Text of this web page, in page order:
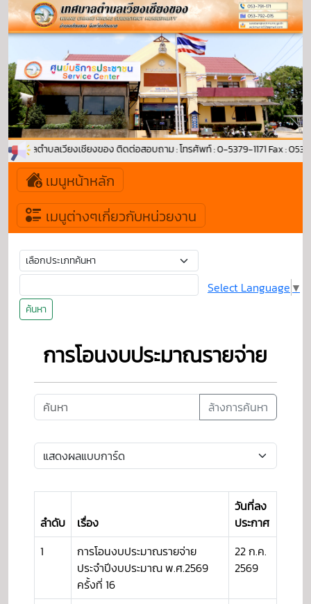
ศบาลตำบลเวียงเชียงของ ติดต่อสอบถาม : โทรศัพท์ : 0-5379-1171 Fax : 053-
เมนูหน้าหลัก
เมนูต่างๆเกี่ยวกับหน่วยงาน
ค้นหา
Select Language ▼
การโอนงบประมาณรายจ่าย
ล้างการค้นหา
ลำดับ เรื่อง
วันที่ลง
ประกาศ
1
การโอนงบประมาณรายจ่าย
ประจำปีงบประมาณ พ.ศ.2569
ครั้งที่ 16
22 ก.ค.
2569